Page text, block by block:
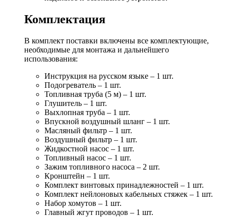
Комплектация
В комплект поставки включены все комплектующие,
необходимые для монтажа и дальнейшего
использования:
Инструкция на русском языке – 1 шт.
Подогреватель – 1 шт.
Топливная труба (5 м) – 1 шт.
Глушитель – 1 шт.
Выхлопная труба – 1 шт.
Впускной воздушный шланг – 1 шт.
Масляный фильтр – 1 шт.
Воздушный фильтр – 1 шт.
Жидкостной насос – 1 шт.
Топливный насос – 1 шт.
Зажим топливного насоса – 2 шт.
Кронштейн – 1 шт.
Комплект винтовых принадлежностей – 1 шт.
Комплект нейлоновых кабельных стяжек – 1 шт.
Набор хомутов – 1 шт.
Главный жгут проводов – 1 шт.